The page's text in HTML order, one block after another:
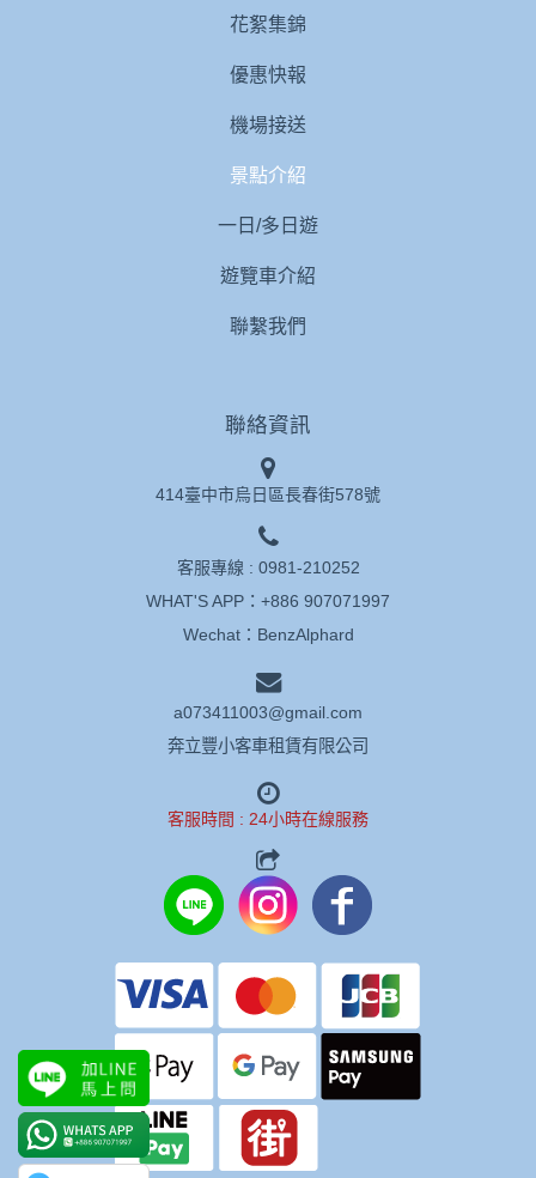
花絮集錦
優惠快報
機場接送
景點介紹
一日/多日遊
遊覽車介紹
聯繫我們
聯絡資訊
414臺中市烏日區長春街578號
客服專線 : 0981-210252
WHAT'S APP： +886 907071997
Wechat：BenzAlphard
a073411003@gmail.com
奔立豐小客車租賃有限公司
客服時間 : 24小時在線服務